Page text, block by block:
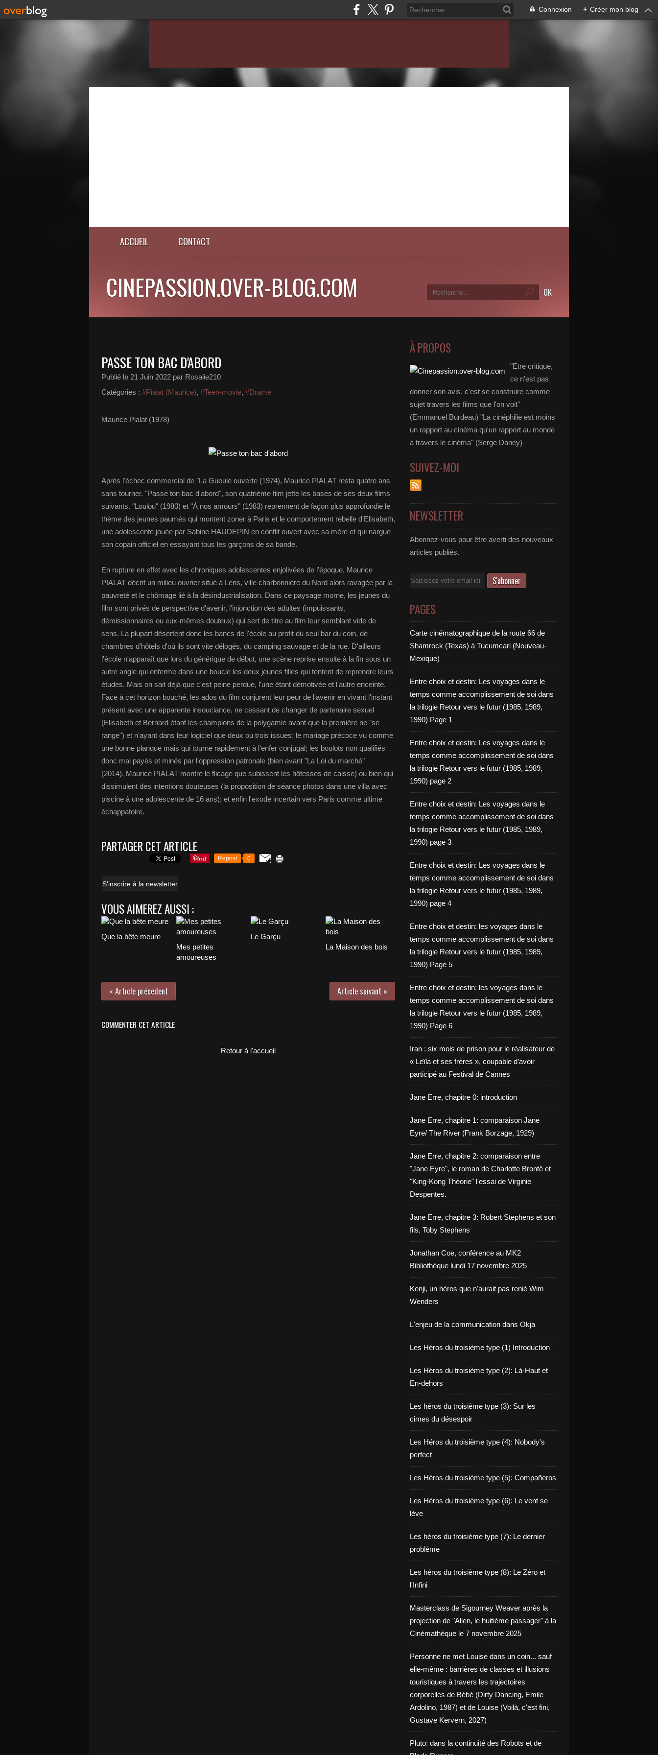
Connexion + Créer mon blog
ACCUEIL CONTACT
CINEPASSION.OVER-BLOG.COM
PASSE TON BAC D'ABORD
Publié le 21 Juin 2022 par Rosalie210
Catégories : #Pialat (Maurice), #Teen-movie, #Drame
Maurice Pialat (1978)
Après l'échec commercial de "La Gueule ouverte (1974), Maurice PIALAT resta quatre ans
sans tourner. "Passe ton bac d'abord", son quatrième film jette les bases de ses deux films
suivants. "Loulou" (1980) et "À nos amours" (1983) reprennent de façon plus approfondie le
thème des jeunes paumés qui montent zoner à Paris et le comportement rebelle d'Elisabeth,
une adolescente jouée par Sabine HAUDEPIN en conflit ouvert avec sa mère et qui nargue
son copain officiel en essayant tous les garçons de sa bande.
En rupture en effet avec les chroniques adolescentes enjolivées de l'époque, Maurice
PIALAT décrit un milieu ouvrier situé à Lens, ville charbonnière du Nord alors ravagée par la
pauvreté et le chômage lié à la désindustrialisation. Dans ce paysage morne, les jeunes du
film sont privés de perspective d'avenir, l'injonction des adultes (impuissants,
démissionnaires ou eux-mêmes douteux) qui sert de titre au film leur semblant vide de
sens. La plupart désertent donc les bancs de l'école au profit du seul bar du coin, de
chambres d'hôtels d'où ils sont vite délogés, du camping sauvage et de la rue. D'ailleurs
l'école n'apparaît que lors du générique de début, une scène reprise ensuite à la fin sous un
autre angle qui enferme dans une boucle les deux jeunes filles qui tentent de reprendre leurs
études. Mais on sait déjà que c'est peine perdue, l'une étant démotivée et l'autre enceinte.
Face à cet horizon bouché, les ados du film conjurent leur peur de l'avenir en vivant l'instant
présent avec une apparente insouciance, ne cessant de changer de partenaire sexuel
(Elisabeth et Bernard étant les champions de la polygamie avant que la première ne "se
range") et n'ayant dans leur logiciel que deux ou trois issues: le mariage précoce vu comme
une bonne planque mais qui tourne rapidement à l'enfer conjugal; les boulots non qualifiés
donc mal payés et minés par l'oppression patronale (bien avant "La Loi du marché"
(2014), Maurice PIALAT montre le flicage que subissent les hôtesses de caisse) ou bien qui
dissimulent des intentions douteuses (la proposition de séance photos dans une villa avec
piscine à une adolescente de 16 ans); et enfin l'exode incertain vers Paris comme ultime
échappatoire.
PARTAGER CET ARTICLE
Repost 0
S'inscrire à la newsletter
VOUS AIMEREZ AUSSI :
Que la bête meure
Mes petites
amoureuses
Le Garçu
La Maison des bois
« Article précédent Article suivant »
COMMENTER CET ARTICLE
Retour à l'accueil
À PROPOS
"Etre critique,
ce n'est pas
donner son avis, c'est se construire comme
sujet travers les films que l'on voit"
(Emmanuel Burdeau) "La cinéphilie est moins
un rapport au cinéma qu'un rapport au monde
à travers le cinéma" (Serge Daney)
SUIVEZ-MOI
NEWSLETTER
Abonnez-vous pour être averti des nouveaux
articles publiés.
Email
PAGES
Carte cinématographique de la route 66 de
Shamrock (Texas) à Tucumcari (Nouveau-
Mexique)
Entre choix et destin: Les voyages dans le
temps comme accomplissement de soi dans
la trilogie Retour vers le futur (1985, 1989,
1990) Page 1
Entre choix et destin: Les voyages dans le
temps comme accomplissement de soi dans
la trilogie Retour vers le futur (1985, 1989,
1990) page 2
Entre choix et destin: Les voyages dans le
temps comme accomplissement de soi dans
la trilogie Retour vers le futur (1985, 1989,
1990) page 3
Entre choix et destin: Les voyages dans le
temps comme accomplissement de soi dans
la trilogie Retour vers le futur (1985, 1989,
1990) page 4
Entre choix et destin: les voyages dans le
temps comme accomplissement de soi dans
la trilogie Retour vers le futur (1985, 1989,
1990) Page 5
Entre choix et destin: les voyages dans le
temps comme accomplissement de soi dans
la trilogie Retour vers le futur (1985, 1989,
1990) Page 6
Iran : six mois de prison pour le réalisateur de
« Leïla et ses frères », coupable d’avoir
participé au Festival de Cannes
Jane Erre, chapitre 0: introduction
Jane Erre, chapitre 1: comparaison Jane
Eyre/ The River (Frank Borzage, 1929)
Jane Erre, chapitre 2: comparaison entre
"Jane Eyre", le roman de Charlotte Brontë et
"King-Kong Théorie" l'essai de Virginie
Despentes.
Jane Erre, chapitre 3: Robert Stephens et son
fils, Toby Stephens
Jonathan Coe, conférence au MK2
Bibliothèque lundi 17 novembre 2025
Kenji, un héros que n'aurait pas renié Wim
Wenders
L'enjeu de la communication dans Okja
Les Héros du troisième type (1) Introduction
Les Héros du troisième type (2): Là-Haut et
En-dehors
Les héros du troisième type (3): Sur les
cimes du désespoir
Les Héros du troisième type (4): Nobody's
perfect
Les Héros du troisième type (5): Compañeros
Les Héros du troisième type (6): Le vent se
lève
Les héros du troisième type (7): Le dernier
problème
Les héros du troisième type (8): Le Zéro et
l'Infini
Masterclass de Sigourney Weaver après la
projection de "Alien, le huitième passager" à la
Cinémathèque le 7 novembre 2025
Personne ne met Louise dans un coin... sauf
elle-même : barrières de classes et illusions
touristiques à travers les trajectoires
corporelles de Bébé (Dirty Dancing, Emile
Ardolino, 1987) et de Louise (Voilà, c'est fini,
Gustave Kervern, 2027)
Pluto: dans la continuité des Robots et de